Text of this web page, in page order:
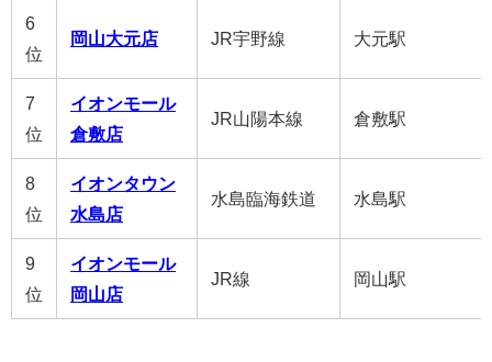
6
位
岡山大元店 JR宇野線 大元駅
7
位
イオンモール
倉敷店
JR山陽本線 倉敷駅
8
位
イオンタウン
水島店
水島臨海鉄道 水島駅
9
位
イオンモール
岡山店
JR線 岡山駅